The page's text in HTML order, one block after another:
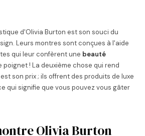
d'Olivia Burton est son souci du
Leurs montres sont conçues à l'aide
qui leur confèrent une beauté
poignet ! La deuxième chose qui rend
son prix ; ils offrent des produits de luxe
qui signifie que vous pouvez vous gâter
Olivia Burton